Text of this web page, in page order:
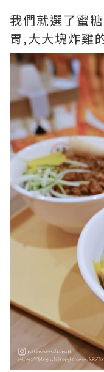
我們就選了蜜
胃,大大塊炸雞